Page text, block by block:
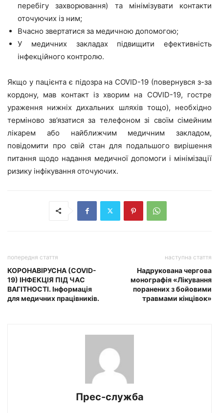
перебігу захворювання) та мінімізувати контакти
оточуючих із ним;
Вчасно звертатися за медичною допомогою;
У медичних закладах підвищити ефективність
інфекційного контролю.
Якщо у пацієнта є підозра на COVID-19 (повернувся з-за
кордону, мав контакт із хворим на COVID-19, гостре
ураження нижніх дихальних шляхів тощо), необхідно
терміново зв’язатися за телефоном зі своїм сімейним
лікарем або найближчим медичним закладом,
повідомити про свій стан для подальшого вирішення
питання щодо надання медичної допомоги і мінімізації
ризику інфікування оточуючих.
попередня стаття
КОРОНАВІРУСНА (COVID-
19) ІНФЕКЦІЯ ПІД ЧАС
ВАГІТНОСТІ. Інформація
для медичних працівників.
наступна стаття
Надрукована чергова
монографія «Лікування
поранених з бойовими
травмами кінцівок»
Прес-служба